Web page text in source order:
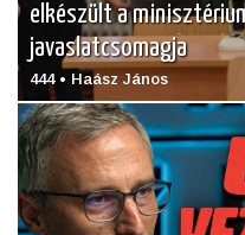
elkészült a
javaslatcsomagja
444 • Haász János